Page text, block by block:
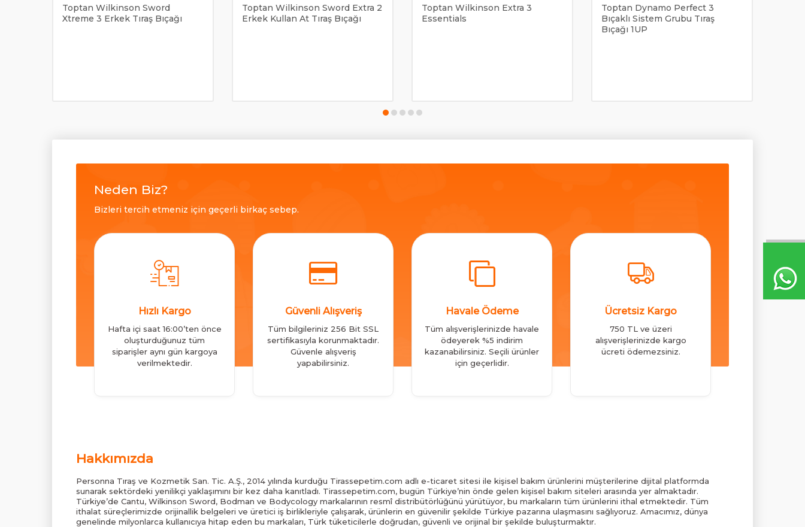
Toptan Wilkinson Sword
Xtreme 3 Erkek Tıraş Bıçağı
Toptan Wilkinson Sword Extra 2
Erkek Kullan At Tıraş Bıçağı
Toptan Wilkinson Extra 3
Essentials
Toptan Dynamo Perfect 3
Bıçaklı Sistem Grubu Tıraş
Bıçağı 1UP
Neden Biz?
Bizleri tercih etmeniz için geçerli birkaç sebep.
Hızlı Kargo
Hafta içi saat 16:00’ten önce
oluşturduğunuz tüm
siparişler aynı gün kargoya
verilmektedir.
Güvenli Alışveriş
Tüm bilgileriniz 256 Bit SSL
sertifikasıyla korunmaktadır.
Güvenle alışveriş
yapabilirsiniz.
Havale Ödeme
Tüm alışverişlerinizde havale
ödeyerek %5 indirim
kazanabilirsiniz. Seçili ürünler
için geçerlidir.
Ücretsiz Kargo
750 TL ve üzeri
alışverişlerinizde kargo
ücreti ödemezsiniz.
Hakkımızda
Personna Tıraş ve Kozmetik San. Tic. A.Ş., 2014 yılında kurduğu Tirassepetim.com adlı e-ticaret sitesi ile kişisel bakım ürünlerini müşterilerine dijital platformda
sunarak sektördeki yenilikçi yaklaşımını bir kez daha kanıtladı. Tirassepetim.com, bugün Türkiye’nin önde gelen kişisel bakım siteleri arasında yer almaktadır.
Türkiye’de Cantu, Wilkinson Sword, Bodman ve Bodycology markalarının resmî distribütörlüğünü yürütüyor, bu markaların tüm ürünlerini ithal etmektedir. Tüm
ithalat süreçlerimizde orijinallik belgeleri ve üretici iş birlikleriyle çalışarak, ürünlerin en güvenilir şekilde Türkiye pazarına ulaşmasını sağlıyoruz. Amacımız, dünya
genelinde milyonlarca kullanıcıya hitap eden bu markaları, Türk tüketicilerle doğrudan, güvenli ve orijinal bir şekilde buluşturmaktır.